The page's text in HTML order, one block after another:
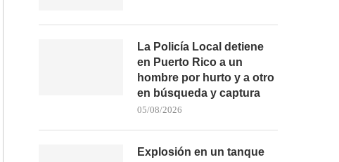
La Policía Local detiene
en Puerto Rico a un
hombre por hurto y a otro
en búsqueda y captura
05/08/2026
Explosión en un tanque